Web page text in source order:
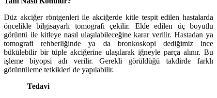
Düz akciğer röntgenleri ile akciğerde kitle tespit edilen hastalarda
öncelikle bilgisayarlı tomografi çekilir. Elde edilen üç boyutlu
görüntü ile kitleye nasıl ulaşılabileceğine karar verilir. Hastadan ya
tomografi rehberliğinde ya da bronkoskopi dediğimiz ince
bükülebilir bir tüple akciğerine ulaşılarak iğneyle parça alınır. Bu
işleme biyopsi adı verilir. Gerekli görüldüğü takdirde farklı
görüntüleme tetkikleri de yapılabilir.
Tedavi